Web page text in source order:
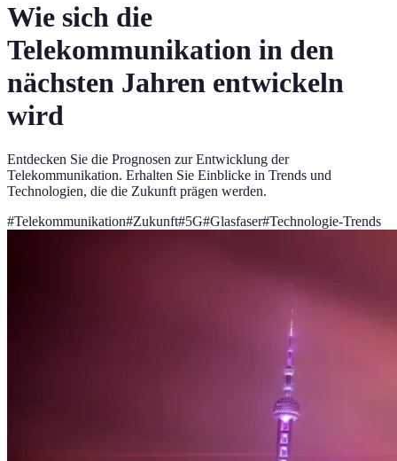
Wie sich die
Telekommunikation in den
nächsten Jahren entwickeln
wird
Entdecken Sie die Prognosen zur Entwicklung der
Telekommunikation. Erhalten Sie Einblicke in Trends und
Technologien, die die Zukunft prägen werden.
#Telekommunikation#Zukunft#5G#Glasfaser#Technologie-Trends